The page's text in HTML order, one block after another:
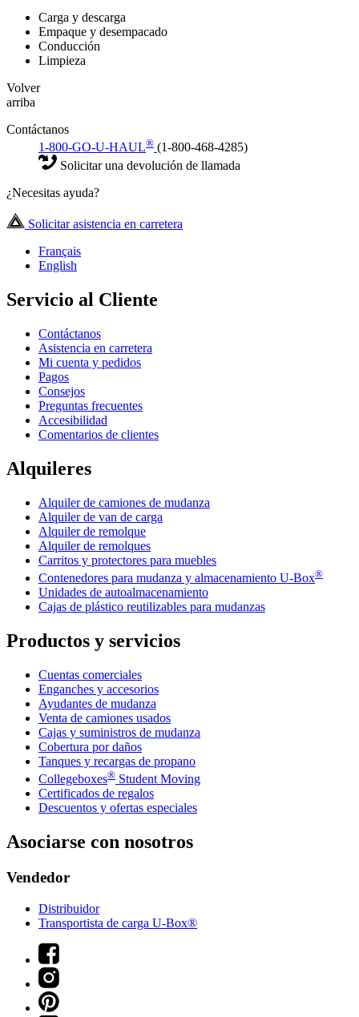
Carga y descarga
Empaque y desempacado
Conducción
Limpieza
Volver
arriba
Contáctanos
1-800-GO-U-HAUL® (1-800-468-4285)
Solicitar una devolución de llamada
¿Necesitas ayuda?
Solicitar asistencia en carretera
Français
English
Servicio al Cliente
Contáctanos
Asistencia en carretera
Mi cuenta y pedidos
Pagos
Consejos
Preguntas frecuentes
Accesibilidad
Comentarios de clientes
Alquileres
Alquiler de camiones de mudanza
Alquiler de van de carga
Alquiler de remolque
Alquiler de remolques
Carritos y protectores para muebles
Contenedores para mudanza y almacenamiento U-Box®
Unidades de autoalmacenamiento
Cajas de plástico reutilizables para mudanzas
Productos y servicios
Cuentas comerciales
Enganches y accesorios
Ayudantes de mudanza
Venta de camiones usados
Cajas y suministros de mudanza
Cobertura por daños
Tanques y recargas de propano
Collegeboxes® Student Moving
Certificados de regalos
Descuentos y ofertas especiales
Asociarse con nosotros
Vendedor
Distribuidor
Transportista de carga U-Box®